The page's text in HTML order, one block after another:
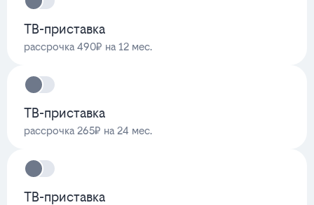
ТВ-приставка
рассрочка 490₽ на 12 мес.
ТВ-приставка
рассрочка 265₽ на 24 мес.
ТВ-приставка